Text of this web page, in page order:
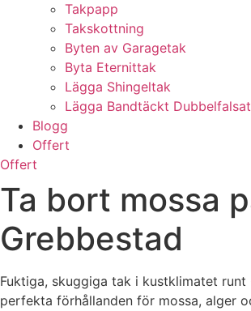
Takpapp
Takskottning
Byten av Garagetak
Byta Eternittak
Lägga Shingeltak
Lägga Bandtäckt
Blogg
Offert
Offert
Ta bort mossa
Grebbestad
Fuktiga, skuggiga tak i kustklimatet runt
perfekta förhållanden för mossa, alger